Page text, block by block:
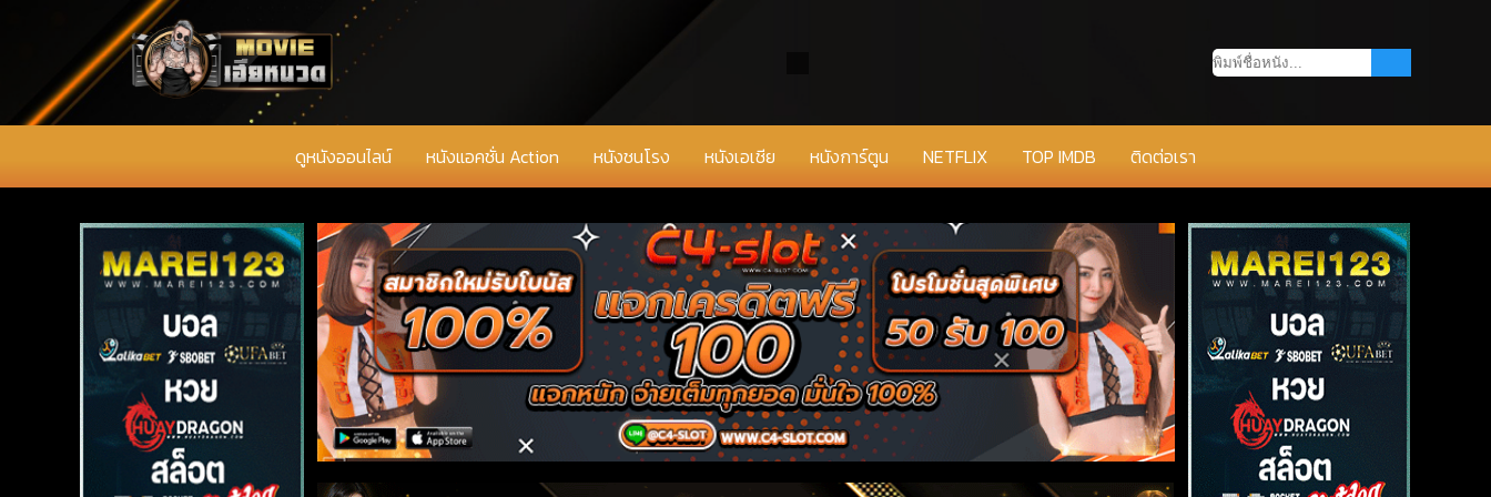
ดูหนังออนไลน์ หนังแอคชั่น Action หนังชนโรง หนังเอเชีย หนังการ์ตูน NETFLIX TOP IMDB ติดต่อเรา